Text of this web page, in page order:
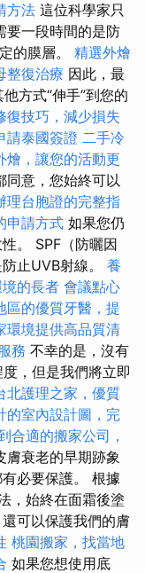
方法 這位科學家只
要一段時間的是防
的膜層。 精選外燴
整復治療 因此，最
方式“伸手”到您的
復技巧，減少損失
請泰國簽證 二手冷
燴，讓您的活動更
同意，您始終可以
理台胞證的完整指
申請方式 如果您仍
。 SPF（防曬因
止UVB射線。 養
的長者 會議點心
區的優質牙醫，提
環境提供高品質清
務 不幸的是，沒有
，但是我們將立即
北護理之家，優質
的室內設計圖，完
合適的搬家公司，
膚衰老的早期跡象
必要保護。 根據
，始終在面霜後塗
可以保護我們的膚
桃園搬家，找當地
如果您想使用底